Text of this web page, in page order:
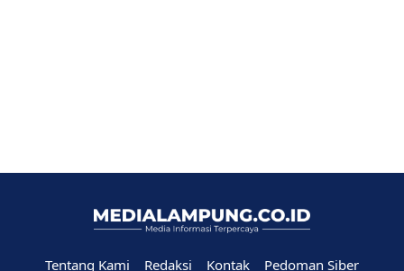
Tentang Kami Redaksi Kontak Pedoman Siber